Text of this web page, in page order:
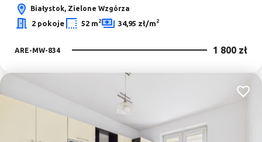
Białystok, Zielone Wzgórza
2 pokoje 52 m2 34,95 zł/m2
ARE-MW-834 1 800 zł